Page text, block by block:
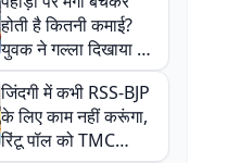
अजित महतो बोले- TMC
की गंदी चाल
होती है कितनी कमाई?
युवक ने गल्ला दिखाया तो
नौकरी वालों के खड़े हो गए
कान
जिंदगी में कभी RSS-BJP
के लिए काम नहीं करूंगा,
रिंटू पॉल को TMC